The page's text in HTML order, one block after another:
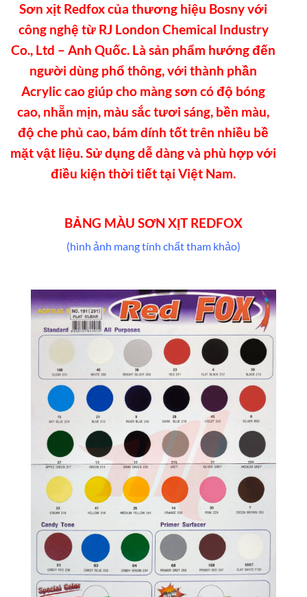
Sơn xịt Redfox của thương hiệu Bosny với
công nghệ từ RJ London Chemical Industry
Co., Ltd – Anh Quốc. Là sản phẩm hướng đến
người dùng phổ thông, với thành phần
Acrylic cao giúp cho màng sơn có độ bóng
cao, nhẵn mịn, màu sắc tươi sáng, bền màu,
độ che phủ cao, bám dính tốt trên nhiều bề
mặt vật liệu. Sử dụng dễ dàng và phù hợp với
điều kiện thời tiết tại Việt Nam.
BẢNG MÀU SƠN XỊT REDFOX
(hình ảnh mang tính chất tham khảo)